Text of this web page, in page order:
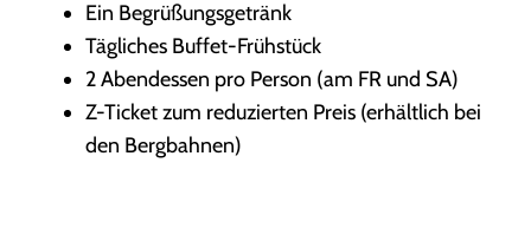
Ein Begrüßungsgetränk
Tägliches Buffet-Frühstück
2 Abendessen pro Person (am FR und SA)
Z-Ticket zum reduzierten Preis (erhältlich bei
den Bergbahnen)